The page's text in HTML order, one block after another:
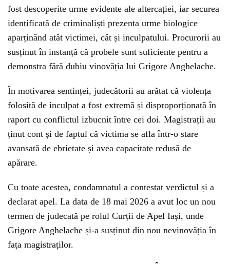
fost descoperite urme evidente ale altercației, iar securea
identificată de criminaliști prezenta urme biologice
aparținând atât victimei, cât și inculpatului. Procurorii au
susținut în instanță că probele sunt suficiente pentru a
demonstra fără dubiu vinovăția lui Grigore Anghelache.
În motivarea sentinței, judecătorii au arătat că violența
folosită de inculpat a fost extremă și disproporționată în
raport cu conflictul izbucnit între cei doi. Magistrații au
ținut cont și de faptul că victima se afla într-o stare
avansată de ebrietate și avea capacitate redusă de
apărare.
Cu toate acestea, condamnatul a contestat verdictul și a
declarat apel. La data de 18 mai 2026 a avut loc un nou
termen de judecată pe rolul Curții de Apel Iași, unde
Grigore Anghelache și-a susținut din nou nevinovăția în
fața magistraților.